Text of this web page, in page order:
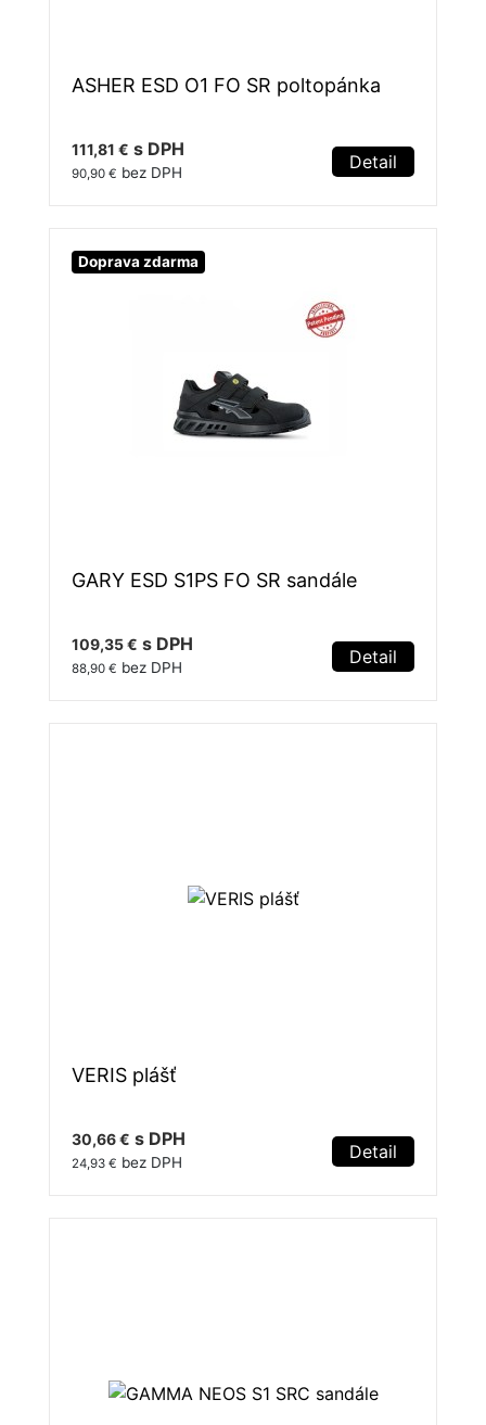
ASHER ESD O1 FO SR poltopánka
111,81 € s DPH
90,90 € bez DPH Detail
Doprava zdarma
GARY ESD S1PS FO SR sandále
109,35 € s DPH
88,90 € bez DPH Detail
VERIS plášť
30,66 € s DPH
24,93 € bez DPH Detail